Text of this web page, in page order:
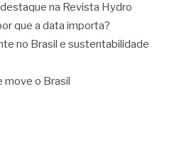
na Revista Hydro
que a data importa?
no Brasil e sustentabilidade
move o Brasil